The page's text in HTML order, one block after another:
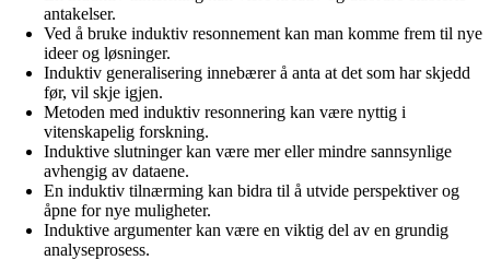
antakelser.
Ved å bruke induktiv resonnement kan man komme frem til nye
ideer og løsninger.
Induktiv generalisering innebærer å anta at det som har skjedd
før, vil skje igjen.
Metoden med induktiv resonnering kan være nyttig i
vitenskapelig forskning.
Induktive slutninger kan være mer eller mindre sannsynlige
avhengig av dataene.
En induktiv tilnærming kan bidra til å utvide perspektiver og
åpne for nye muligheter.
Induktive argumenter kan være en viktig del av en grundig
analyseprosess.